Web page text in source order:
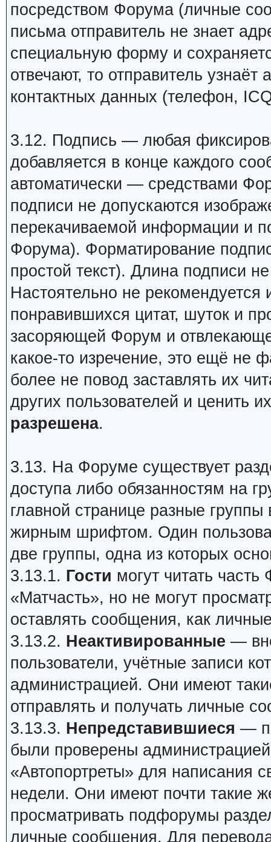
посредством Форума (личные
письма отправитель не знает
специальную форму и
отвечают, то отправитель
контактных данных (телефон,
3.12. Подпись — любая
добавляется в конце каждого
автоматически — средствами
подписи не допускаются
перекачиваемой информации и
Форума). Форматирование
простой текст). Длина подписи
Настоятельно не рекомендуется
понравившихся цитат, шуток и
засоряющей Форум и
какое-то изречение, это ещё не
более не повод заставлять их
других пользователей и ценить
разрешена.
3.13. На Форуме существует
доступа либо обязанностям на
главной странице разные
жирным шрифтом. Один
две группы, одна из которых
3.13.1. Гости могут читать
«Матчасть», но не могут
оставлять сообщения, как
3.13.2. Неактивированные —
пользователи, учётные записи
администрацией. Они имеют
отправлять и получать личные
3.13.3. Непредставившиеся —
были проверены
«Автопортреты» для написания
недели. Они имеют почти такие
просматривать подфорумы
личные сообщения. Для